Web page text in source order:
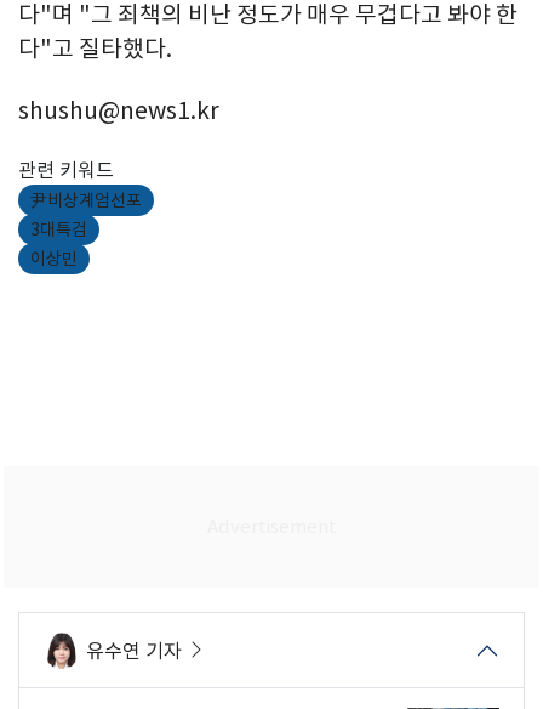
다"며 "그 죄책의 비난 정도가 매우 무겁다고 봐야 한
다"고 질타했다.
shushu@news1.kr
관련 키워드
尹비상계엄선포
3대특검
이상민
유수연 기자